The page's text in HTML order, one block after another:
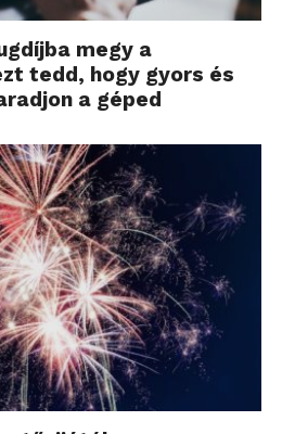
megy a
tedd, hogy gyors és
a géped